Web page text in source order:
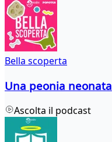
Bella scoperta
Una peonia neonata
Ascolta il podcast